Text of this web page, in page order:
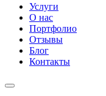
Услуги
О нас
Портфолио
Отзывы
Блог
Контакты